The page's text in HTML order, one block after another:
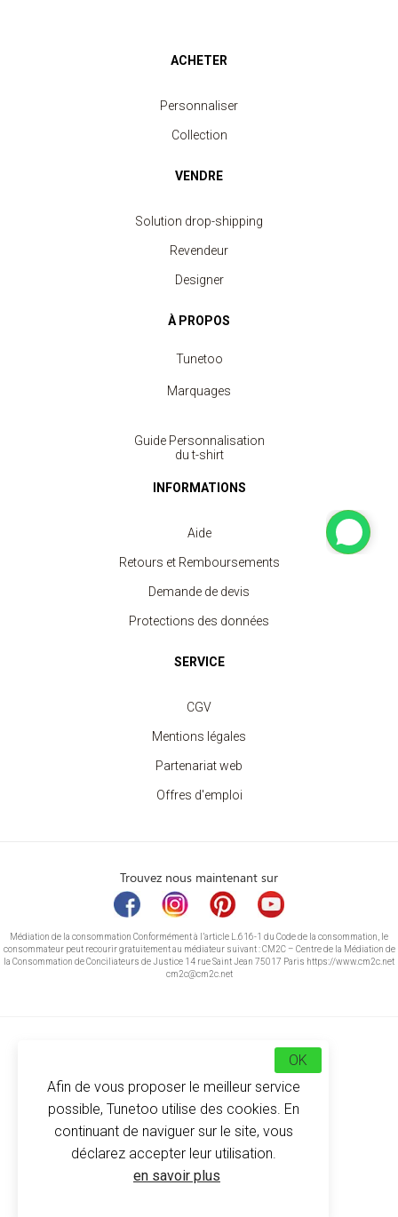
ACHETER
Personnaliser
Collection
VENDRE
Solution drop-shipping
Revendeur
Designer
À PROPOS
Tunetoo
Marquages
Guide Personnalisation
du t-shirt
INFORMATIONS
Aide
Retours et Remboursements
Demande de devis
Protections des données
SERVICE
CGV
Mentions légales
Partenariat web
Offres d'emploi
Trouvez nous maintenant sur
Médiation de la consommation Conformément à l’article L.616-1 du Code de la consommation, le
consommateur peut recourir gratuitement au médiateur suivant : CM2C – Centre de la Médiation de
la Consommation de Conciliateurs de Justice 14 rue Saint Jean 75017 Paris https://www.cm2c.net
cm2c@cm2c.net
© Copyright 2026 -Tunetoo
Afin de vous proposer le meilleur service
possible, Tunetoo utilise des cookies. En
continuant de naviguer sur le site, vous
déclarez accepter leur utilisation.
en savoir plus
OK